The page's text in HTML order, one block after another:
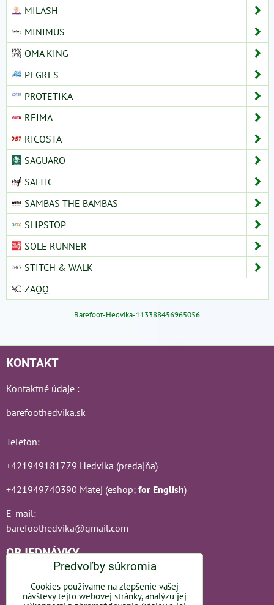
MILASH
MINIMUS
OMA KING
PEGRES
PROTETIKA
REIMA
RICOSTA
SAGUARO
SALTIC
SAMBAS THE BAMBAS
SLIPSTOP
SOLE RUNNER
STITCH & WALK
ZAQQ
Barefoot-Hedvika-113388456965056
KONTAKT
Kontaktné údaje :
barefoothedvika.sk
Telefón:
+421949181779 Hedvika (predajňa)
+421949740390 Matej (eshop; for English)
E-mail:
barefoothedvika@gmail.com
OBJEDNÁVKY
Stav objednávky
Predvoľby súkromia
Cookies používame na zlepšenie vašej
návštevy tejto webovej stránky, analýzu jej